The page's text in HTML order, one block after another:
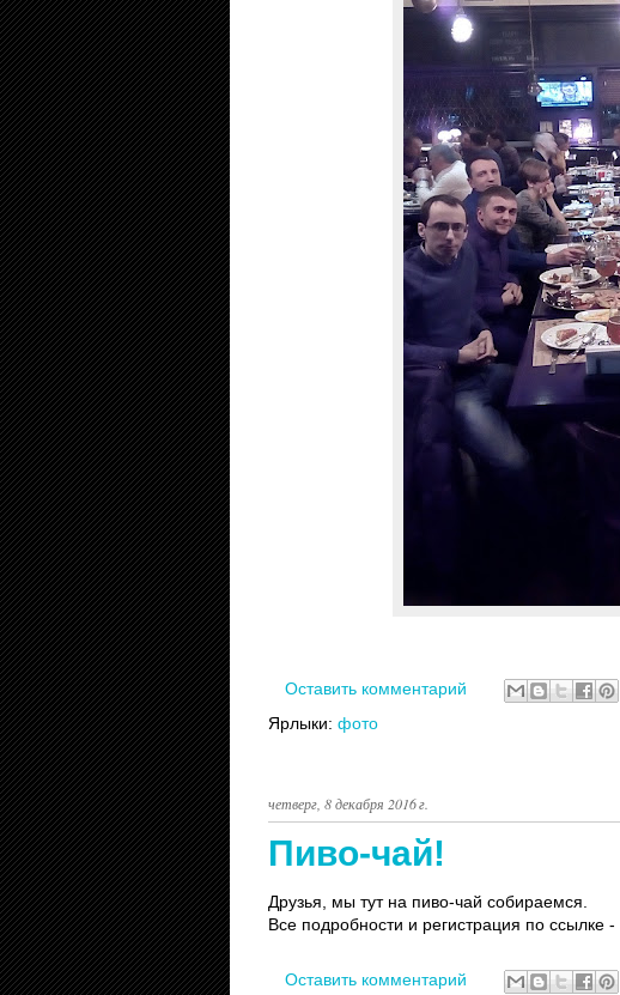
Оставить комментарий
Ярлыки: фото
четверг, 8 декабря 2016 г.
Пиво-чай!
Друзья, мы тут на пиво-чай собираемся.
Все подробности и регистрация по ссылке -
Оставить комментарий